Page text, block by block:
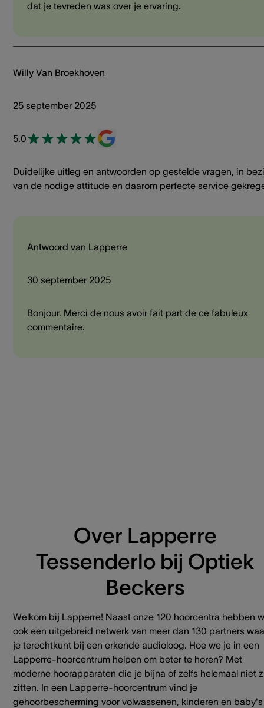
dat je tevreden was over je ervaring.
Willy Van Broekhoven
25 september 2025
5.0
Duidelijke uitleg en antwoorden op gestelde vragen, in
van de nodige attitude en daarom perfecte service
Antwoord van Lapperre
30 september 2025
Bonjour. Merci de nous avoir fait part de ce fabuleux
commentaire.
Over Lapperre
Tessenderlo bij Optiek
Beckers
Welkom bij Lapperre! Naast onze 120 hoorcentra hebben
ook een uitgebreid netwerk van meer dan 130 partners
je terechtkunt bij een erkende audioloog. Hoe we je in een
Lapperre-hoorcentrum helpen om beter te horen? Met
moderne hoorapparaten die je bijna of zelfs helemaal niet
zitten. In een Lapperre-hoorcentrum vind je
gehoorbescherming voor volwassenen, kinderen en baby's